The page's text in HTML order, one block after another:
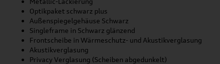
Optikpaket schwarz plus
Außenspiegelgehäuse Schwarz
Singleframe in Schwarz glänzend
Frontscheibe in Wärmeschutz- und Akustikverglasung
Akustikverglasung
Privacy Verglasung (Scheiben abgedunkelt)